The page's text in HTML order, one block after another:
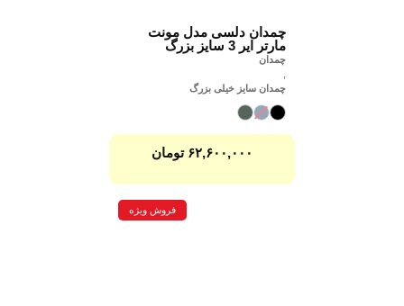
چمدان دلسی مدل مونت
مارتر ایر 3 سایز بزرگ
چمدان
چمدان سایز خیلی بزرگ
۶۲,۶۰۰,۰۰۰ تومان
فروش ویژه